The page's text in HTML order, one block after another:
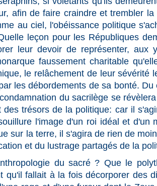
afin de faire craindre et trembler
au ciel, l'obéissance politique
leçon pour les Républiques
leur devoir de représenter, aux
faussement charitable
le relâchement de leur sévérité
les débordements de sa bonté.
du sacrilège se
des trésors de la politique: car il
l'image d'un roi idéal et d'un
sur la terre, il s'agira de rien de
et du lustrage partagés de la
du sacré ? Que le
qu'il fallait à la fois décorporer des